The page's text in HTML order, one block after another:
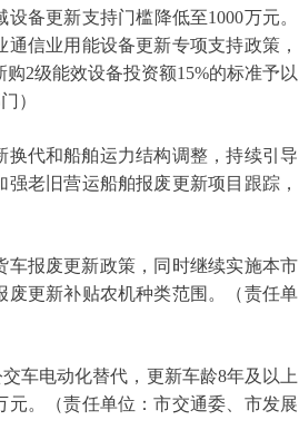
备更新支持门槛降低至1000万元。
信业用能设备更新专项支持政策，
2级能效设备投资额15%的标准予以
）
代和船舶运力结构调整，持续引导
老旧营运船舶报废更新项目跟踪，
报废更新政策，同时继续实施本市
废更新补贴农机种类范围。（责任单
车电动化替代，更新车龄8年及以上
。（责任单位：市交通委、市发展